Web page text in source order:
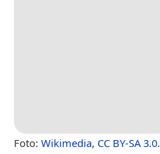
Foto: Wikimedia, CC BY-SA 3.0.